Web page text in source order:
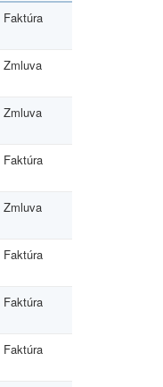
Faktúra
Zmluva
Zmluva
Faktúra
Zmluva
Faktúra
Faktúra
Faktúra